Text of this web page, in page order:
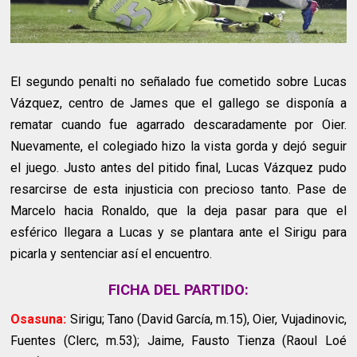
El segundo penalti no señalado fue cometido sobre Lucas
Vázquez, centro de James que el gallego se disponía a
rematar cuando fue agarrado descaradamente por Oier.
Nuevamente, el colegiado hizo la vista gorda y dejó seguir
el juego. Justo antes del pitido final, Lucas Vázquez pudo
resarcirse de esta injusticia con precioso tanto. Pase de
Marcelo hacia Ronaldo, que la deja pasar para que el
esférico llegara a Lucas y se plantara ante el Sirigu para
picarla y sentenciar así el encuentro.
FICHA DEL PARTIDO:
Osasuna: Sirigu; Tano (David García, m.15), Oier, Vujadinovic,
Fuentes (Clerc, m.53); Jaime, Fausto Tienza (Raoul Loé